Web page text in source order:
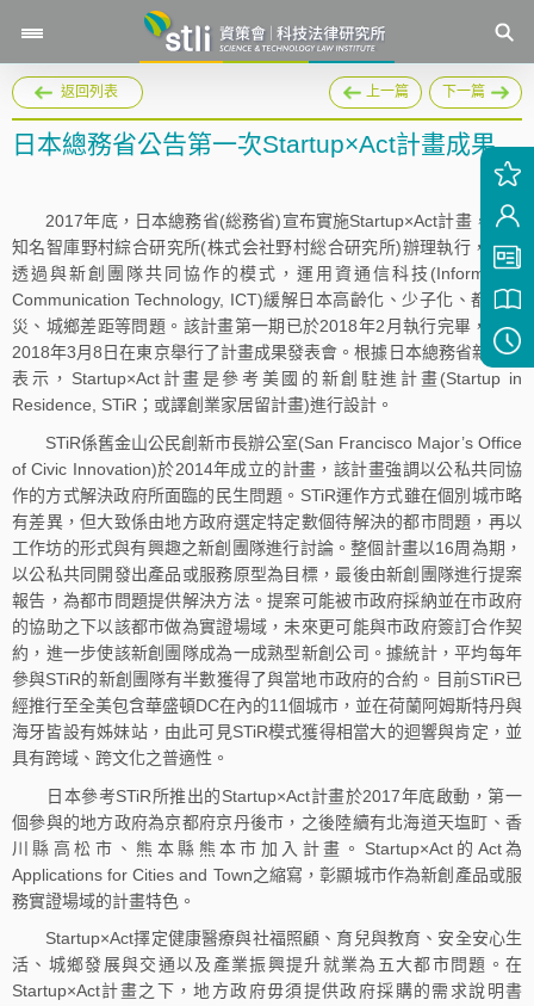
返回列表 上一篇 下一篇
日本總務省公告第一次Startup×Act計畫成果
2017年底，日本總務省(総務省)宣布實施Startup×Act計畫，委由
知名智庫野村綜合研究所(株式会社野村総合研究所)辦理執行，希望
透過與新創團隊共同協作的模式，運用資通信科技(Information
Communication Technology, ICT)緩解日本高齡化、少子化、都市防
災、城鄉差距等問題。該計畫第一期已於2018年2月執行完畢，並於
2018年3月8日在東京舉行了計畫成果發表會。根據日本總務省新聞稿
表示，Startup×Act計畫是參考美國的新創駐進計畫(Startup in
Residence, STiR；或譯創業家居留計畫)進行設計。
STiR係舊金山公民創新市長辦公室(San Francisco Major’s Office
of Civic Innovation)於2014年成立的計畫，該計畫強調以公私共同協
作的方式解決政府所面臨的民生問題。STiR運作方式雖在個別城市略
有差異，但大致係由地方政府選定特定數個待解決的都市問題，再以
工作坊的形式與有興趣之新創團隊進行討論。整個計畫以16周為期，
以公私共同開發出產品或服務原型為目標，最後由新創團隊進行提案
報告，為都市問題提供解決方法。提案可能被市政府採納並在市政府
的協助之下以該都市做為實證場域，未來更可能與市政府簽訂合作契
約，進一步使該新創團隊成為一成熟型新創公司。據統計，平均每年
參與STiR的新創團隊有半數獲得了與當地市政府的合約。目前STiR已
經推行至全美包含華盛頓DC在內的11個城市，並在荷蘭阿姆斯特丹與
海牙皆設有姊妹站，由此可見STiR模式獲得相當大的迴響與肯定，並
具有跨域、跨文化之普適性。
日本參考STiR所推出的Startup×Act計畫於2017年底啟動，第一
個參與的地方政府為京都府京丹後市，之後陸續有北海道天塩町、香
川縣高松市、熊本縣熊本市加入計畫。Startup×Act的Act為
Applications for Cities and Town之縮寫，彰顯城市作為新創產品或服
務實證場域的計畫特色。
Startup×Act擇定健康醫療與社福照顧、育兒與教育、安全安心生
活、城鄉發展與交通以及產業振興提升就業為五大都市問題。在
Startup×Act計畫之下，地方政府毋須提供政府採購的需求說明書